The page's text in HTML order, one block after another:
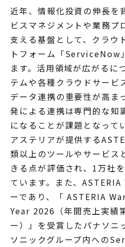
近年、情報化投資の伸長を
ビスマネジメントや業務プ
支える基盤として、クラウ
トフォーム「ServiceNow
ます。活用領域が広がるに
テムや各種クラウドサービ
データ連携の重要性が高ま
発による連携は専門的な知
になることが課題となって
アステリアが提供する
類以上のツールやサービス
きる点が評価され、1万社
ています。また、
ーであり、「 ASTERIA
Year 2026（年間売上実績
ー）」を受賞したパナソニ
ソニックグループ内への